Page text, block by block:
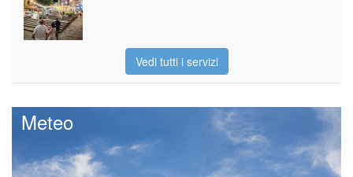
Vedi tutti i servizi
Meteo